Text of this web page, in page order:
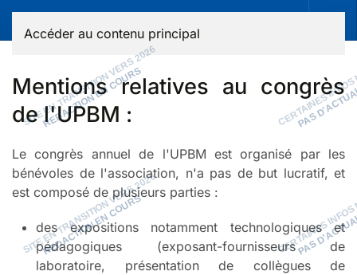
Accéder au contenu principal
Mentions relatives au congrès
de l'UPBM :
Le congrès annuel de l'UPBM est organisé par les
bénévoles de l'association, n'a pas de but lucratif, et
est composé de plusieurs parties :
des expositions notamment technologiques et
pédagogiques (exposant-fournisseurs de
laboratoire, présentation de collègues de